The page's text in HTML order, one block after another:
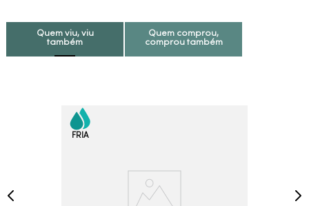
Quem viu, viu
também
Quem comprou,
comprou também